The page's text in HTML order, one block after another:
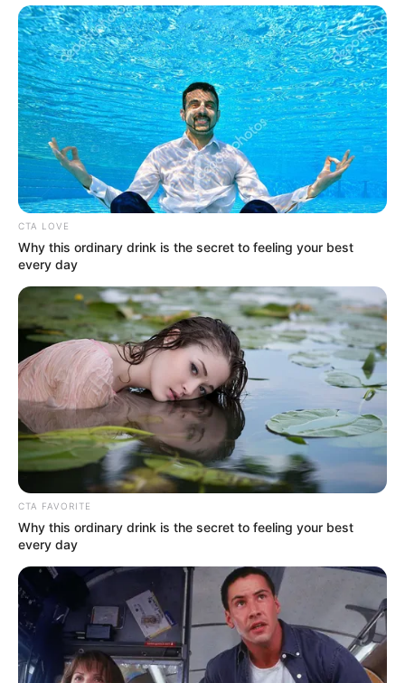
CTA LOVE
Why this ordinary drink is the secret to feeling your best
every day
CTA FAVORITE
Why this ordinary drink is the secret to feeling your best
every day